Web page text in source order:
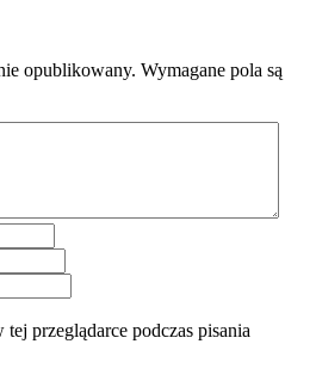
opublikowany. Wymagane pola są
przeglądarce podczas pisania